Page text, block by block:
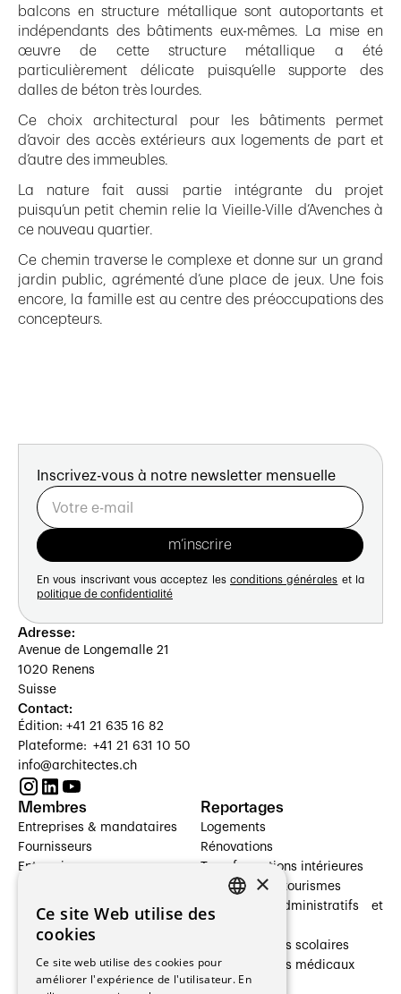
balcons en structure métallique sont autoportants et
indépendants des bâtiments eux-mêmes. La mise en
œuvre de cette structure métallique a été
particulièrement délicate puisqu’elle supporte des
dalles de béton très lourdes.
Ce choix architectural pour les bâtiments permet
d’avoir des accès extérieurs aux logements de part et
d’autre des immeubles.
La nature fait aussi partie intégrante du projet
puisqu’un petit chemin relie la Vieille-Ville d’Avenches à
ce nouveau quartier.
Ce chemin traverse le complexe et donne sur un grand
jardin public, agrémenté d’une place de jeux. Une fois
encore, la famille est au centre des préoccupations des
concepteurs.
Inscrivez-vous à notre newsletter mensuelle
En vous inscrivant vous acceptez les conditions générales et la
politique de confidentialité
Adresse:
Avenue de Longemalle 21
1020 Renens
Suisse
Contact:
Édition: +41 21 635 16 82
Plateforme: +41 21 631 10 50
info@architectes.ch
Membres
Entreprises & mandataires
Fournisseurs
Entreprises
Architectes paysagistes
Architectes d'intérieur
Entreprises générales
Ingénieurs et mandataires
Reportages
Logements
Rénovations
Transformations intérieures
Hôtelleries et tourismes
Bâtiments administratifs et
Établissements scolaires
Établissements médicaux
Villas
×
Ce site Web utilise des
cookies
Ce site web utilise des cookies pour
améliorer l'expérience de l'utilisateur. En